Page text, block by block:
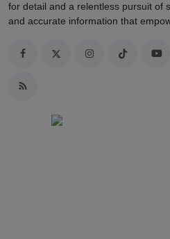
for detail and a relentless pursuit of
and accurate information that